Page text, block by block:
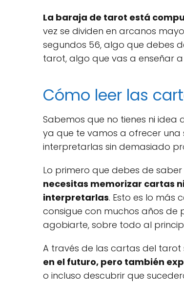
La baraja de tarot está
vez se dividen en arcanos
segundos 56, algo que debes
tarot, algo que vas a enseñar
Cómo leer las
Sabemos que no tienes ni
ya que te vamos a ofrecer una
interpretarlas sin demasiado
Lo primero que debes de
necesitas memorizar cartas
interpretarlas. Esto es lo más
consigue con muchos años de
agobiarte, sobre todo al
A través de las cartas del tarot
en el futuro, pero también
o incluso descubrir que